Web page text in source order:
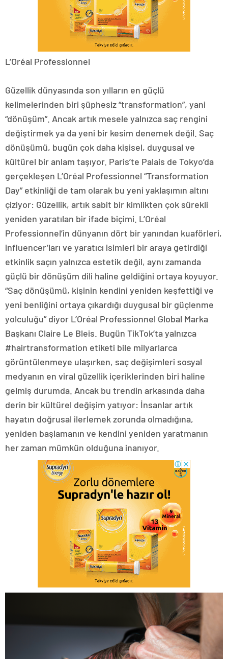
L’Oréal Professionnel
Güzellik dünyasında son yılların en güçlü
kelimelerinden biri şüphesiz “transformation”, yani
“dönüşüm”. Ancak artık mesele yalnızca saç rengini
değiştirmek ya da yeni bir kesim denemek değil. Saç
dönüşümü, bugün çok daha kişisel, duygusal ve
kültürel bir anlam taşıyor. Paris’te Palais de Tokyo’da
gerçekleşen L’Oréal Professionnel “Transformation
Day” etkinliği de tam olarak bu yeni yaklaşımın altını
çiziyor: Güzellik, artık sabit bir kimlikten çok sürekli
yeniden yaratılan bir ifade biçimi. L’Oréal
Professionnel’in dünyanın dört bir yanından kuaförleri,
influencer’ları ve yaratıcı isimleri bir araya getirdiği
etkinlik saçın yalnızca estetik değil, aynı zamanda
güçlü bir dönüşüm dili haline geldiğini ortaya koyuyor.
“Saç dönüşümü, kişinin kendini yeniden keşfettiği ve
yeni benliğini ortaya çıkardığı duygusal bir güçlenme
yolculuğu” diyor L’Oréal Professionnel Global Marka
Başkanı Claire Le Bleis. Bugün TikTok’ta yalnızca
#hairtransformation etiketi bile milyarlarca
görüntülenmeye ulaşırken, saç değişimleri sosyal
medyanın en viral güzellik içeriklerinden biri haline
gelmiş durumda. Ancak bu trendin arkasında daha
derin bir kültürel değişim yatıyor: İnsanlar artık
hayatın doğrusal ilerlemek zorunda olmadığına,
yeniden başlamanın ve kendini yeniden yaratmanın
her zaman mümkün olduğuna inanıyor.